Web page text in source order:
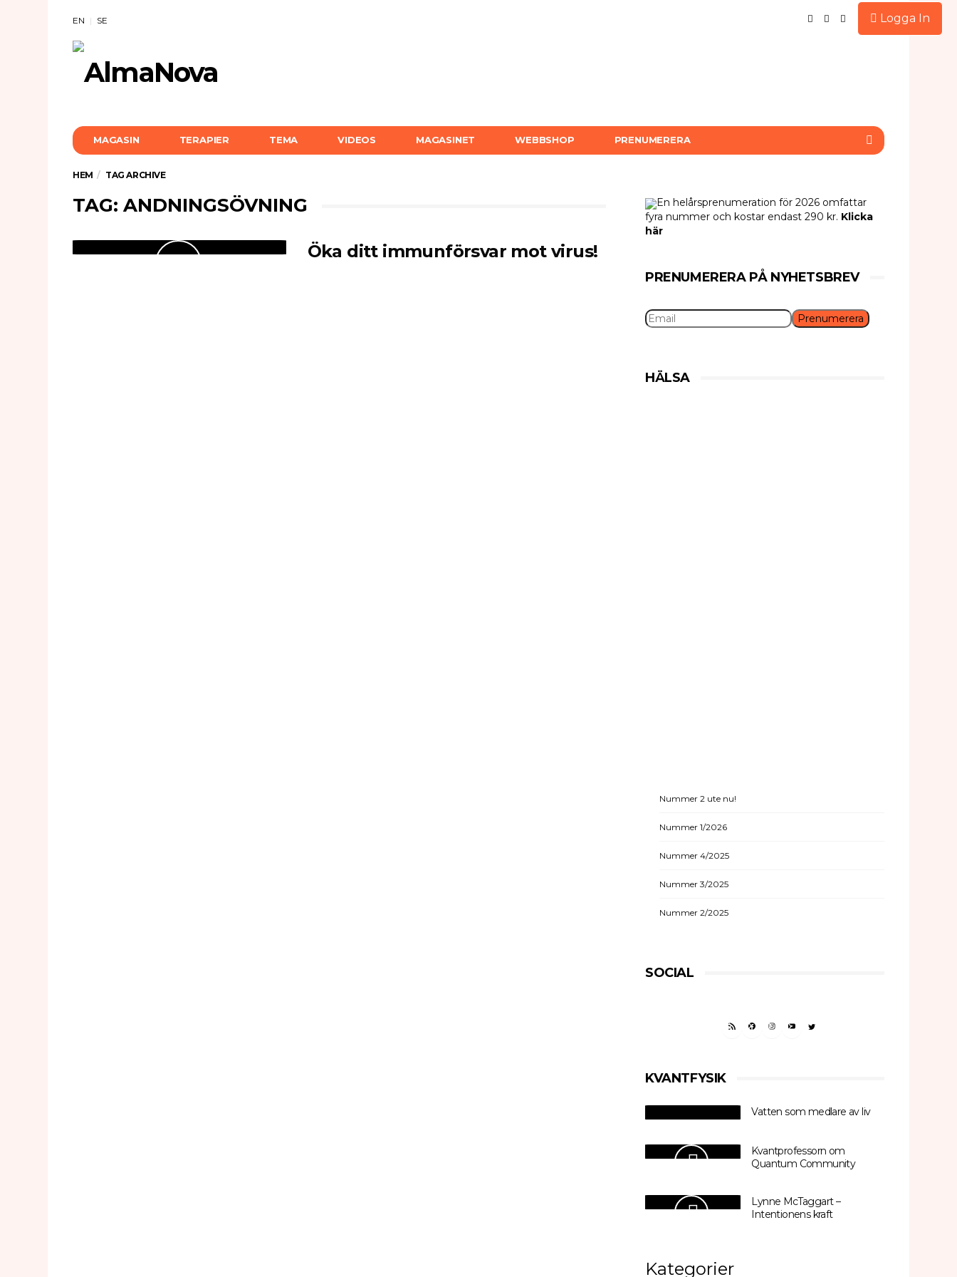
EN SE
MAGASIN TERAPIER TEMA VIDEOS MAGASINET WEBBSHOP PRENUMERERA
HEM TAG ARCHIVE
TAG: ANDNINGSÖVNING
Öka ditt immunförsvar mot virus!
En helårsprenumeration för 2026 omfattar
fyra nummer och kostar endast 290 kr. Klicka
här
PRENUMERERA PÅ NYHETSBREV
HÄLSA
Nummer 2 ute nu!
Nummer 1/2026
Nummer 4/2025
Nummer 3/2025
Nummer 2/2025
SOCIAL
RSS FEEDFACEBOOK
INSTAGRAM
YOUTUBETWITTER
KVANTFYSIK
Vatten som medlare av liv
Kvantprofessorn om
Quantum Community
Lynne McTaggart –
Intentionens kraft
Kategorier
Logga In